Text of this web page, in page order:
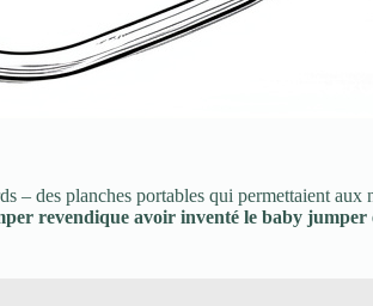
des planches portables qui permettaient
revendique avoir inventé le baby jumper